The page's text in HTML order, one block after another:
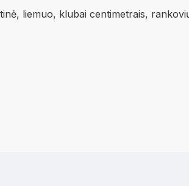
liemuo, klubai centimetrais,